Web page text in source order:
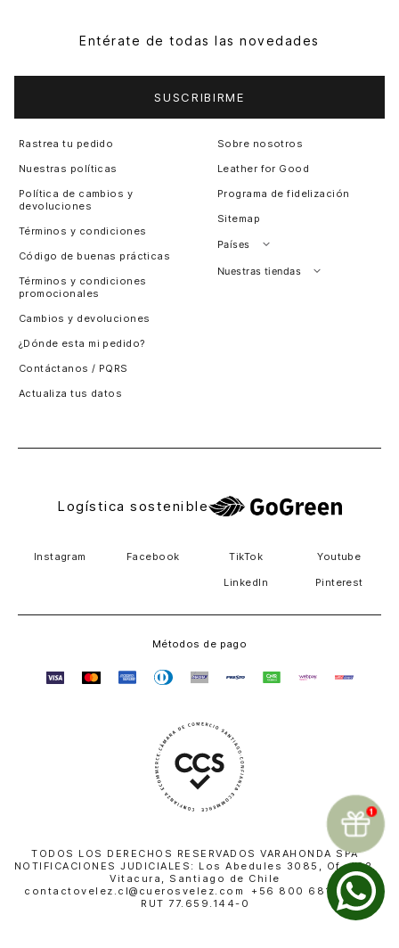
Entérate de todas las novedades
SUSCRIBIRME
Rastrea tu pedido
Nuestras políticas
Política de cambios y
devoluciones
Términos y condiciones
Código de buenas prácticas
Términos y condiciones
promocionales
Cambios y devoluciones
¿Dónde esta mi pedido?
Contáctanos / PQRS
Actualiza tus datos
Sobre nosotros
Leather for Good
Programa de fidelización
Sitemap
Países
Perú
Nuestras tiendas
Logística sostenible
Instagram Facebook TikTok Youtube
LinkedIn Pinterest
Métodos de pago
TODOS LOS DERECHOS RESERVADOS VARAHONDA SPA
NOTIFICACIONES JUDICIALES: Los Abedules 3085, Of. 402,
Vitacura, Santiago de Chile
contactovelez.cl@cuerosvelez.com +56 800 681 010 |
RUT 77.659.144-0